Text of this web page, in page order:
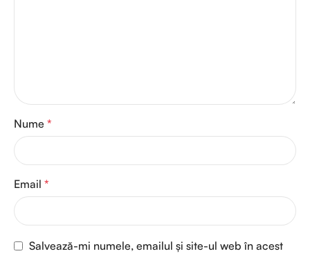
Nume *
Email *
Salvează-mi numele, emailul și site-ul web în acest